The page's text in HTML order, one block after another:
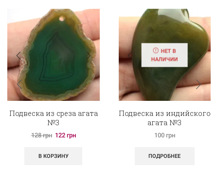
Подвеска из среза агата
№3
128грн 122 грн
В КОРЗИНУ
НЕТ В
НАЛИЧИИ
Подвеска из индийского
агата №3
100 грн
ПОДРОБНЕЕ